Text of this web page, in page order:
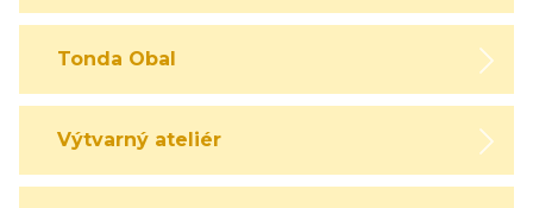
Tonda Obal
Výtvarný ateliér